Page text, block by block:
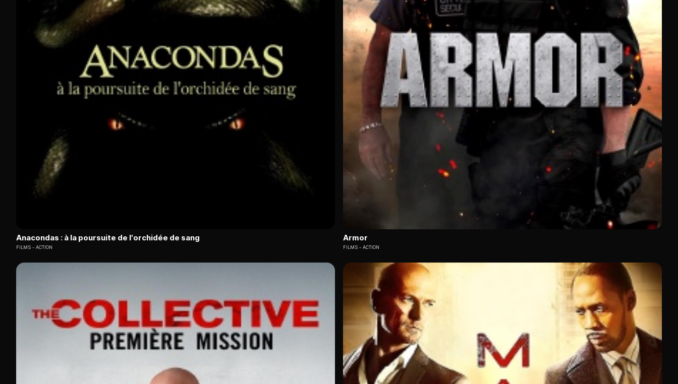
Anacondas : à la poursuite de l'orchidée de sang
FILMS ACTION
Armor
FILMS ACTION